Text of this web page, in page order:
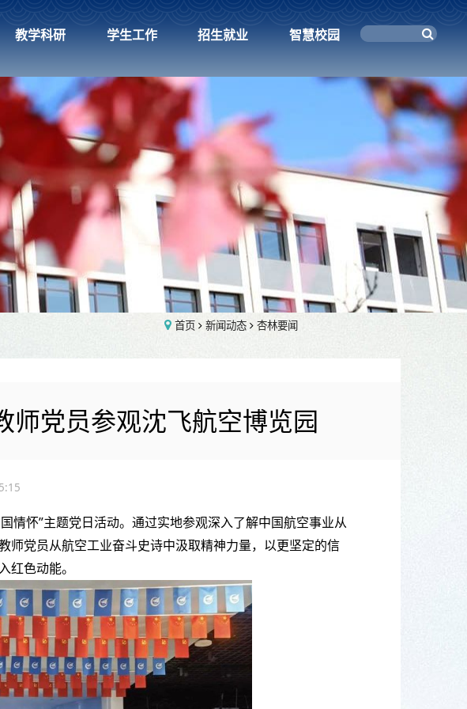
教学科研 学生工作 招生就业 智慧校园
首页 新闻动态 杏林要闻
党员参观沈飞航空博览园
情怀”主题党日活动。通过实地参观深入了解中国航空事业从
师党员从航空工业奋斗史诗中汲取精神力量，以更坚定的信
色动能。